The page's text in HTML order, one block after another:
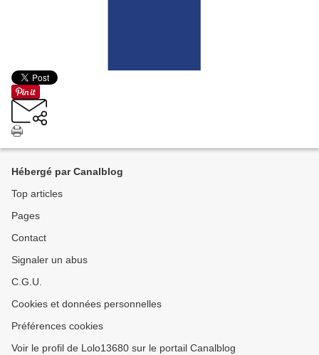
Hébergé par Canalblog
Top articles
Pages
Contact
Signaler un abus
C.G.U.
Cookies et données personnelles
Préférences cookies
Voir le profil de Lolo13680 sur le portail Canalblog